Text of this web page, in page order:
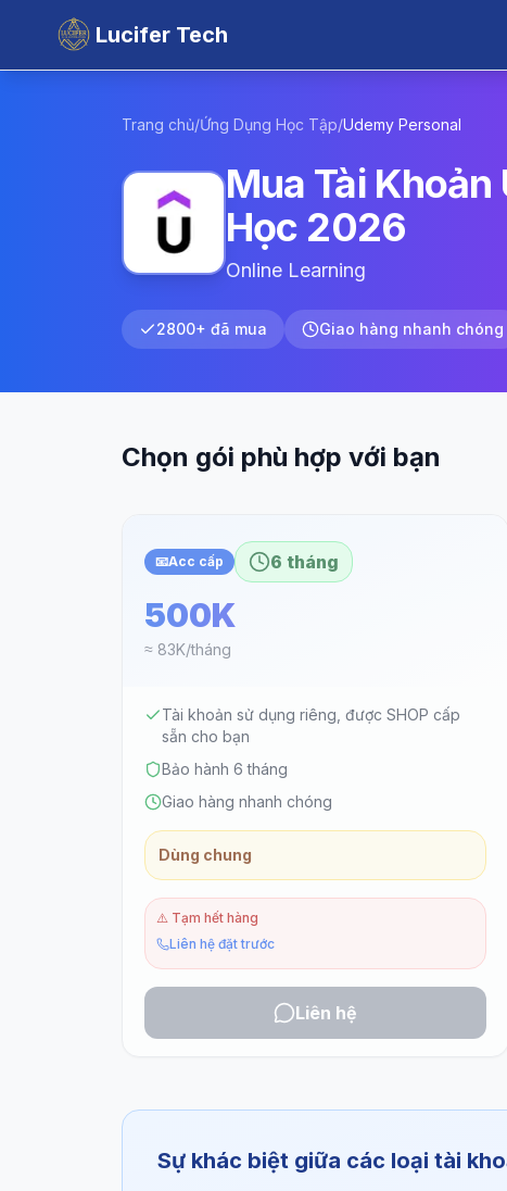
Lucifer Tech
Trang chủ/Ứng Dụng Học Tập/Udemy Personal
Mua Tài
Học 2026
Online Learning
2800+ đã mua Giao hàng nhanh chóng
Chọn gói phù hợp với bạn
📧Acc cấp 6 tháng
500K
≈ 83K/tháng
Tài khoản sử dụng riêng, được SHOP cấp
sẵn cho bạn
Bảo hành 6 tháng
Giao hàng nhanh chóng
Dùng chung
⚠️ Tạm hết hàng
Liên hệ đặt trước
Liên hệ
Sự khác biệt giữa các loại tài